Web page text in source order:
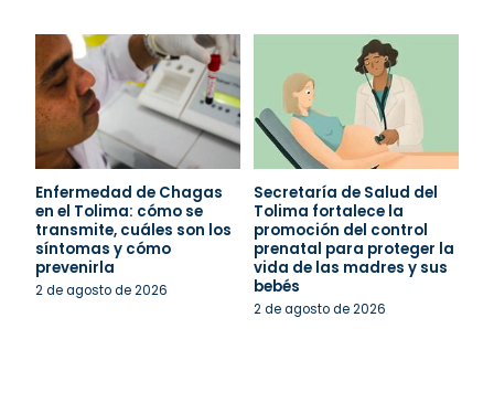
Enfermedad de Chagas
en el Tolima: cómo se
transmite, cuáles son los
síntomas y cómo
prevenirla
2 de agosto de 2026
Secretaría de Salud del
Tolima fortalece la
promoción del control
prenatal para proteger la
vida de las madres y sus
bebés
2 de agosto de 2026